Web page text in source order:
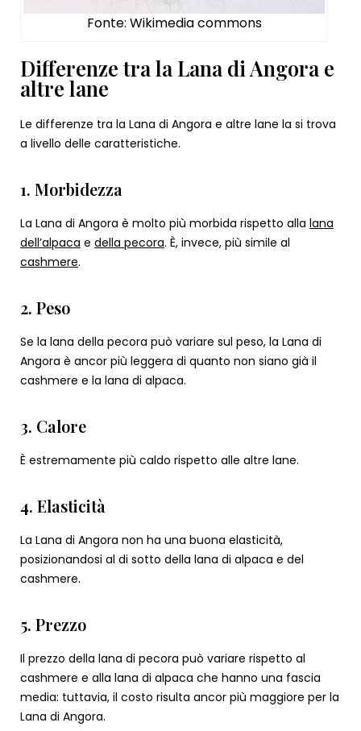
Fonte: Wikimedia commons
Differenze tra la Lana di Angora e
altre lane
Le differenze tra la Lana di Angora e altre lane la si trova
a livello delle caratteristiche.
1. Morbidezza
La Lana di Angora è molto più morbida rispetto alla lana
dell’alpaca e della pecora. È, invece, più simile al
cashmere.
2. Peso
Se la lana della pecora può variare sul peso, la Lana di
Angora è ancor più leggera di quanto non siano già il
cashmere e la lana di alpaca.
3. Calore
È estremamente più caldo rispetto alle altre lane.
4. Elasticità
La Lana di Angora non ha una buona elasticità,
posizionandosi al di sotto della lana di alpaca e del
cashmere.
5. Prezzo
Il prezzo della lana di pecora può variare rispetto al
cashmere e alla lana di alpaca che hanno una fascia
media: tuttavia, il costo risulta ancor più maggiore per la
Lana di Angora.